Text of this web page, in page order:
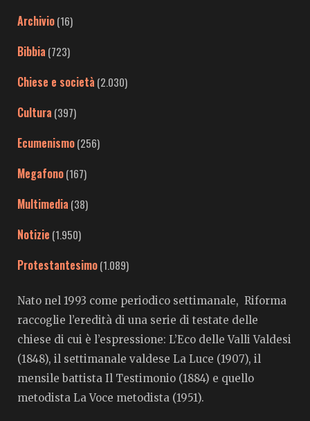
Archivio(16)
Bibbia (723)
Chiese e società (2.030)
Cultura (397)
Ecumenismo(256)
Megafono(167)
Multimedia (38)
Notizie (1.950)
Protestantesimo(1.089)
Nato nel 1993 come periodico settimanale, Riforma
raccoglie l’eredità di una serie di testate delle
chiese di cui è l’espressione: L’Eco delle Valli Valdesi
(1848), il settimanale valdese La Luce (1907), il
mensile battista Il Testimonio (1884) e quello
metodista La Voce metodista (1951).